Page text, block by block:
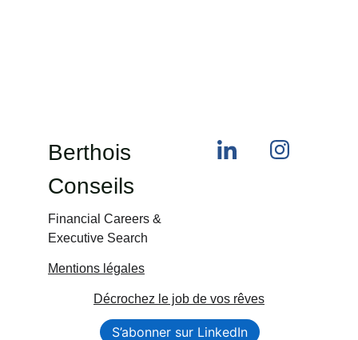
Berthois
Conseils
Financial Careers &
Executive Search
Mentions légales
Décrochez le job de vos rêves